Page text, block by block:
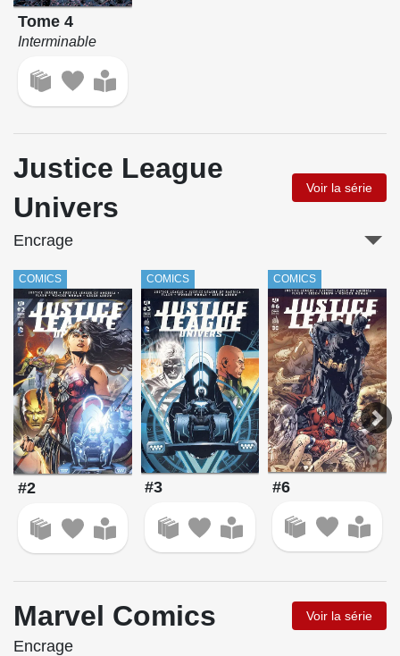
Tome 4
Interminable
Justice League
Univers
Voir la série
Encrage
COMICS
#2
COMICS
#3
COMICS
#6
Marvel Comics Voir la série
Encrage